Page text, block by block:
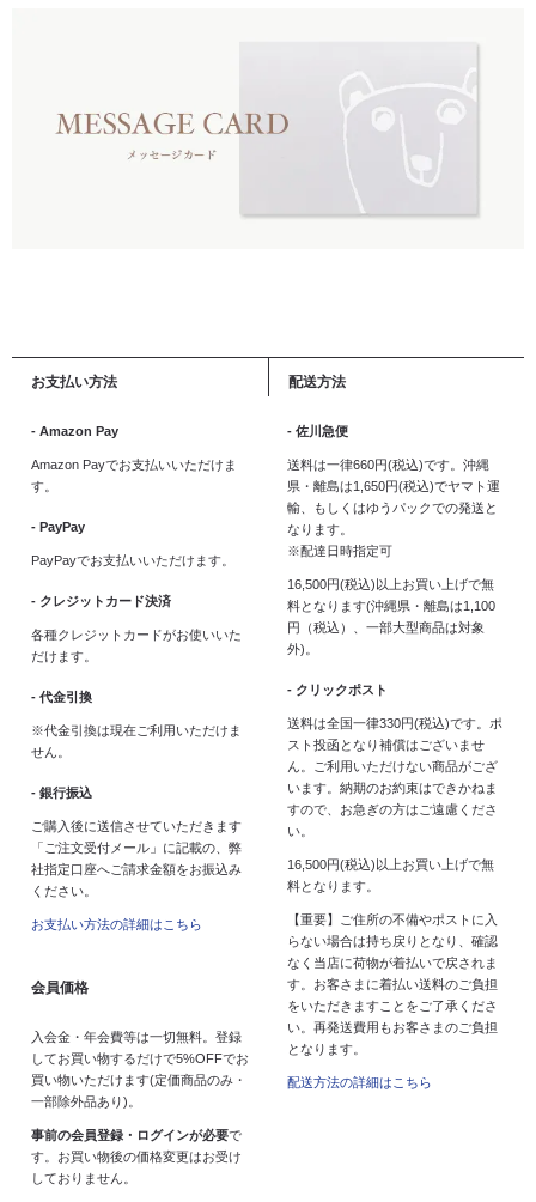
お支払い方法
- Amazon Pay
Amazon Payでお支払いいただけま
す。
- PayPay
PayPayでお支払いいただけます。
- クレジットカード決済
各種クレジットカードがお使いいた
だけます。
- 代金引換
※代金引換は現在ご利用いただけま
せん。
- 銀行振込
ご購入後に送信させていただきます
「ご注文受付メール」に記載の、弊
社指定口座へご請求金額をお振込み
ください。
お支払い方法の詳細はこちら
会員価格
入会金・年会費等は一切無料。登録
してお買い物するだけで5%OFFでお
買い物いただけます(定価商品のみ・
一部除外品あり)。
事前の会員登録・ログインが必要で
す。お買い物後の価格変更はお受け
しておりません。
配送方法
- 佐川急便
送料は一律660円(税込)です。沖縄
県・離島は1,650円(税込)でヤマト運
輸、もしくはゆうパックでの発送と
なります。
※配達日時指定可
16,500円(税込)以上お買い上げで無
料となります(沖縄県・離島は1,100
円（税込）、一部大型商品は対象
外)。
- クリックポスト
送料は全国一律330円(税込)です。ポ
スト投函となり補償はございませ
ん。ご利用いただけない商品がござ
います。納期のお約束はできかねま
すので、お急ぎの方はご遠慮くださ
い。
16,500円(税込)以上お買い上げで無
料となります。
【重要】ご住所の不備やポストに入
らない場合は持ち戻りとなり、確認
なく当店に荷物が着払いで戻されま
す。お客さまに着払い送料のご負担
をいただきますことをご了承くださ
い。再発送費用もお客さまのご負担
となります。
配送方法の詳細はこちら